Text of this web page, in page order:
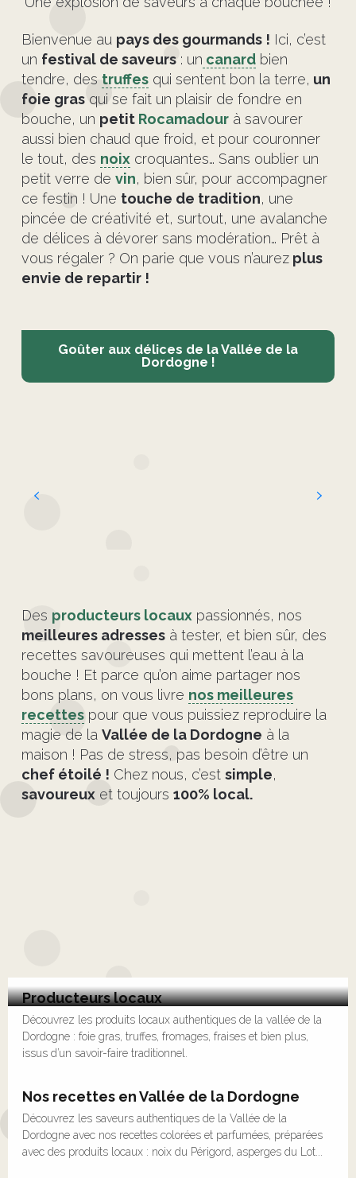
Bienvenue au pays des gourmands ! Ici, c’est
un festival de saveurs : un canard bien
tendre, des truffes qui sentent bon la terre, un
foie gras qui se fait un plaisir de fondre en
bouche, un petit Rocamadour à savourer
aussi bien chaud que froid, et pour couronner
le tout, des noix croquantes… Sans oublier un
petit verre de vin, bien sûr, pour accompagner
ce festin ! Une touche de tradition, une
pincée de créativité et, surtout, une avalanche
de délices à dévorer sans modération… Prêt à
vous régaler ? On parie que vous n’aurez plus
envie de repartir !
Goûter aux délices de la Vallée de la
Dordogne !
Des producteurs locaux passionnés, nos
meilleures adresses à tester, et bien sûr, des
recettes savoureuses qui mettent l’eau à la
bouche ! Et parce qu’on aime partager nos
bons plans, on vous livre nos meilleures
recettes pour que vous puissiez reproduire la
magie de la Vallée de la Dordogne à la
maison ! Pas de stress, pas besoin d’être un
chef étoilé ! Chez nous, c’est simple,
savoureux et toujours 100% local.
Producteurs locaux
Découvrez les produits locaux authentiques de la vallée de la
Dordogne : foie gras, truffes, fromages, fraises et bien plus,
issus d’un savoir-faire traditionnel.
Nos recettes en Vallée de la Dordogne
Découvrez les saveurs authentiques de la Vallée de la
Dordogne avec nos recettes colorées et parfumées, préparées
avec des produits locaux : noix du Périgord, asperges du Lot...